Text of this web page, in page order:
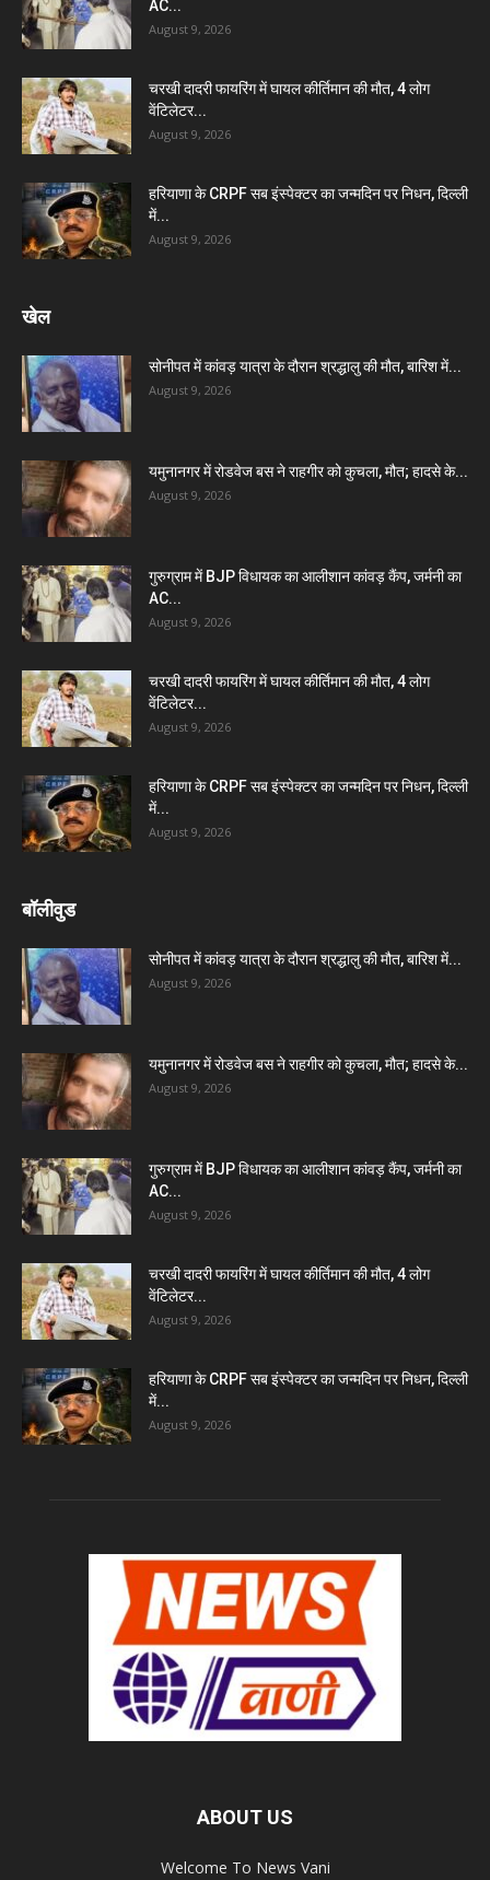
AC...
August 9, 2026
चरखी दादरी फायरिंग में घायल कीर्तिमान की मौत, 4 लोग
वेंटिलेटर...
August 9, 2026
हरियाणा के CRPF सब इंस्पेक्टर का जन्मदिन पर निधन, दिल्ली
में...
August 9, 2026
खेल
सोनीपत में कांवड़ यात्रा के दौरान श्रद्धालु की मौत, बारिश में...
August 9, 2026
यमुनानगर में रोडवेज बस ने राहगीर को कुचला, मौत; हादसे के...
August 9, 2026
गुरुग्राम में BJP विधायक का आलीशान कांवड़ कैंप, जर्मनी का
AC...
August 9, 2026
चरखी दादरी फायरिंग में घायल कीर्तिमान की मौत, 4 लोग
वेंटिलेटर...
August 9, 2026
हरियाणा के CRPF सब इंस्पेक्टर का जन्मदिन पर निधन, दिल्ली
में...
August 9, 2026
बॉलीवुड
सोनीपत में कांवड़ यात्रा के दौरान श्रद्धालु की मौत, बारिश में...
August 9, 2026
यमुनानगर में रोडवेज बस ने राहगीर को कुचला, मौत; हादसे के...
August 9, 2026
गुरुग्राम में BJP विधायक का आलीशान कांवड़ कैंप, जर्मनी का
AC...
August 9, 2026
चरखी दादरी फायरिंग में घायल कीर्तिमान की मौत, 4 लोग
वेंटिलेटर...
August 9, 2026
हरियाणा के CRPF सब इंस्पेक्टर का जन्मदिन पर निधन, दिल्ली
में...
August 9, 2026
ABOUT US
Welcome To News Vani